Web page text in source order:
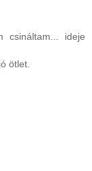
csináltam... ideje
ötlet.